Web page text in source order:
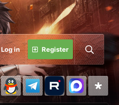
Log in Register